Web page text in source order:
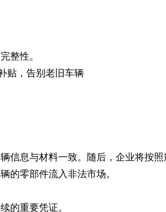
整性。
信息与材料一致。随后，企业将按照
的零部件流入非法市场。
的重要凭证。